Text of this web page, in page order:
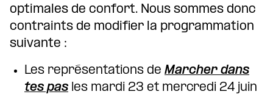
optimales de confort. Nous sommes donc
contraints de modifier la programmation
suivante :
Les représentations de Marcher dans
tes pas les mardi 23 et mercredi 24 juin